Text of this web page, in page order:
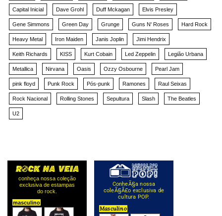
Capital Inicial Dave Grohl Duff Mckagan Elvis Presley
Gene Simmons Green Day Grunge Guns N' Roses Hard Rock
Heavy Metal Iron Maiden Janis Joplin Jimi Hendrix
Keith Richards KISS Kurt Cobain Led Zeppelin Legião Urbana
Metallica Nirvana Oasis Ozzy Osbourne Pearl Jam
pink floyd Punk Rock Pós-punk Ramones Raul Seixas
Rock Nacional Rolling Stones Sepultura Slash The Beatles
U2